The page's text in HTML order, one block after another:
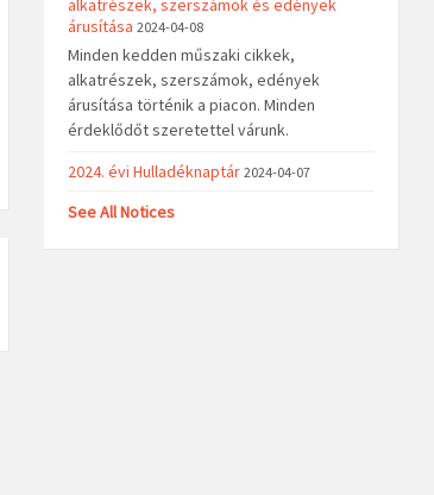
alkatrészek, szerszámok és edények
árusítása 2024-04-08
Minden kedden műszaki cikkek,
alkatrészek, szerszámok, edények
árusítása történik a piacon. Minden
érdeklődőt szeretettel várunk.
2024. évi Hulladéknaptár 2024-04-07
See All Notices